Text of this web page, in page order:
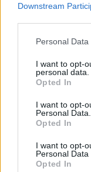
Downstream
Personal
I want to opt-
personal data.
Opted In
I want to opt-
Personal Data.
Opted In
I want to opt-
Personal Data
Opted In
KEDVES
A keresett cikk
tartozik,
regisztrációhoz
Portfolio.hu
Kötéslisták: